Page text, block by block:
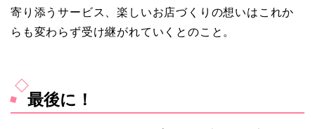
寄り添うサービス、楽しいお店づくりの想いはこれか
らも変わらず受け継がれていくとのこと。
最後に！